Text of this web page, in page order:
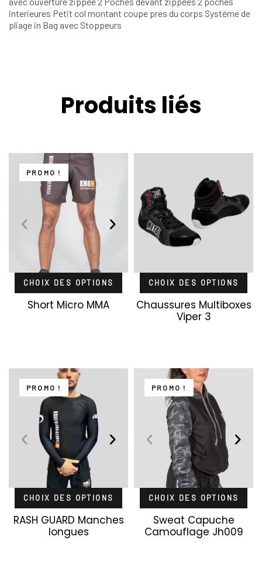
interieures Petit col montant coupe pres du corps Système de
pliage in Bag avec Stoppeurs
Produits liés
PROMO !
CHOIX DES OPTIONS
Short Micro MMA
CHOIX DES OPTIONS
Chaussures Multiboxes
Viper 3
PROMO !
CHOIX DES OPTIONS
RASH GUARD Manches
longues
PROMO !
CHOIX DES OPTIONS
Sweat Capuche
Camouflage Jh009